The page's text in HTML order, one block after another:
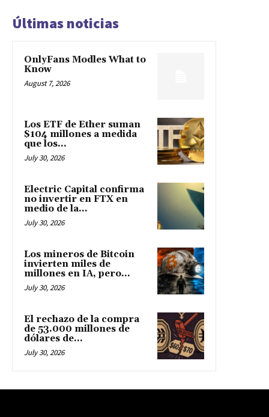
Últimas noticias
OnlyFans Modles What to
Know
August 7, 2026
Los ETF de Ether suman
$104 millones a medida
que los...
July 30, 2026
Electric Capital confirma
no invertir en FTX en
medio de la...
July 30, 2026
Los mineros de Bitcoin
invierten miles de
millones en IA, pero...
July 30, 2026
El rechazo de la compra
de 53.000 millones de
dólares de...
July 30, 2026